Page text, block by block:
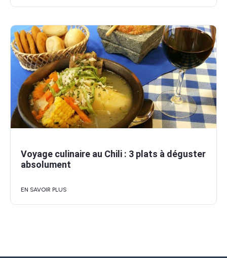
Voyage culinaire au Chili : 3 plats à déguster
absolument
EN SAVOIR PLUS